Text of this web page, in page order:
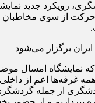
رویکرد جدید
حرکت از سوی
برگزار می‌شود
نمایشگاه امسال
همه غرفه‌ها اعم از
از جمله